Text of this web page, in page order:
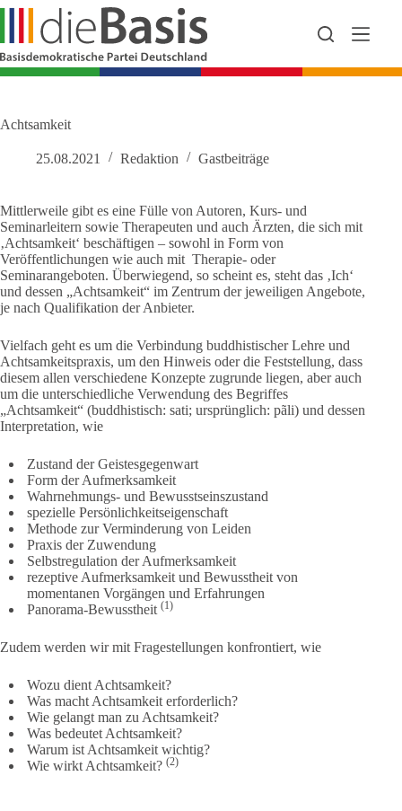
Zum
springen
Achtsamkeit
25.08.2021 Redaktion Gastbeiträge
Mittlerweile gibt es eine Fülle von Autoren, Kurs- und
Seminarleitern sowie Therapeuten und auch Ärzten, die sich mit
‚Achtsamkeit‘ beschäftigen – sowohl in Form von
Veröffentlichungen wie auch mit Therapie- oder
Seminarangeboten. Überwiegend, so scheint es, steht das ‚Ich‘
und dessen „Achtsamkeit“ im Zentrum der jeweiligen Angebote,
je nach Qualifikation der Anbieter.
Vielfach geht es um die Verbindung buddhistischer Lehre und
Achtsamkeitspraxis, um den Hinweis oder die Feststellung, dass
diesem allen verschiedene Konzepte zugrunde liegen, aber auch
um die unterschiedliche Verwendung des Begriffes
„Achtsamkeit“ (buddhistisch: sati; ursprünglich: pãli) und dessen
Interpretation, wie
Zustand der Geistesgegenwart
Form der Aufmerksamkeit
Wahrnehmungs- und Bewusstseinszustand
spezielle Persönlichkeitseigenschaft
Methode zur Verminderung von Leiden
Praxis der Zuwendung
Selbstregulation der Aufmerksamkeit
rezeptive Aufmerksamkeit und Bewusstheit von
momentanen Vorgängen und Erfahrungen
Panorama-Bewusstheit(1)
Zudem werden wir mit Fragestellungen konfrontiert, wie
Wozu dient Achtsamkeit?
Was macht Achtsamkeit erforderlich?
Wie gelangt man zu Achtsamkeit?
Was bedeutet Achtsamkeit?
Warum ist Achtsamkeit wichtig?
Wie wirkt Achtsamkeit?(2)